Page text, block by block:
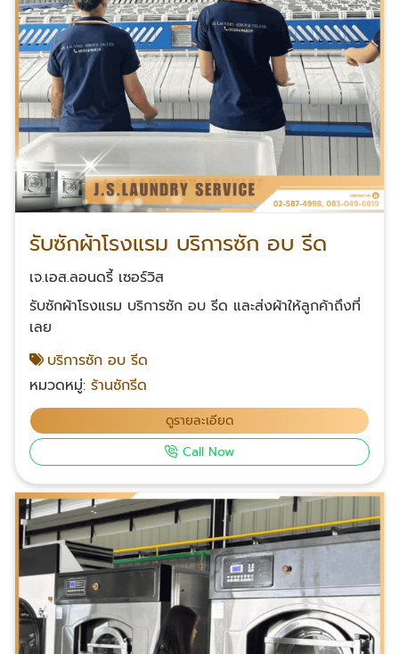
รับซักผ้าโรงแรม บริการซัก อบ รีด
เจ.เอส.ลอนดรี้ เซอร์วิส
รับซักผ้าโรงแรม บริการซัก อบ รีด และส่งผ้าให้ลูกค้าถึงที่
เลย
บริการซัก อบ รีด
หมวดหมู่:ร้านซักรีด
ดูรายละเอียด
Call Now